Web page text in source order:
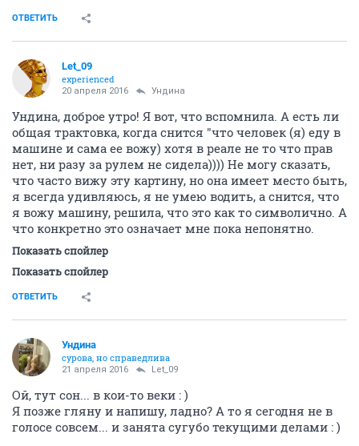
ОТВЕТИТЬ
Let_09
experienced
20 апреля 2016 Ундинa
Ундина, доброе утро! Я вот, что вспомнила. А есть ли
общая трактовка, когда снится "что человек (я) еду в
машине и сама ее вожу) хотя в реале не то что прав
нет, ни разу за рулем не сидела)))) Не могу сказать,
что часто вижу эту картину, но она имеет место быть,
я всегда удивляюсь, я не умею водить, а снится, что
я вожу машину, решила, что это как то символично. А
что конкретно это означает мне пока непонятно.
Показать спойлер
Показать спойлер
ОТВЕТИТЬ
Ундинa
сурова, но справедлива
21 апреля 2016 Let_09
Ой, тут сон... в кои-то веки : )
Я позже гляну и напишу, ладно? А то я сегодня не в
голосе совсем... и занята сугубо текущими делами : )